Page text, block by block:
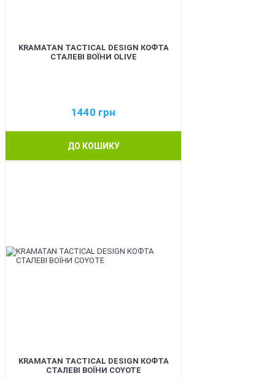
KRAMATAN TACTICAL DESIGN КОФТА
СТАЛЕВІ ВОЇНИ OLIVE
1440 грн
ДО КОШИКУ
KRAMATAN TACTICAL DESIGN КОФТА
СТАЛЕВІ ВОЇНИ COYOTE